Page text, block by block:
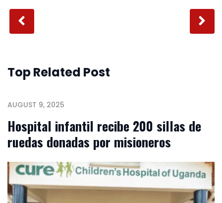
Top Related Post
AUGUST 9, 2025
Hospital infantil recibe 200 sillas de
ruedas donadas por misioneros